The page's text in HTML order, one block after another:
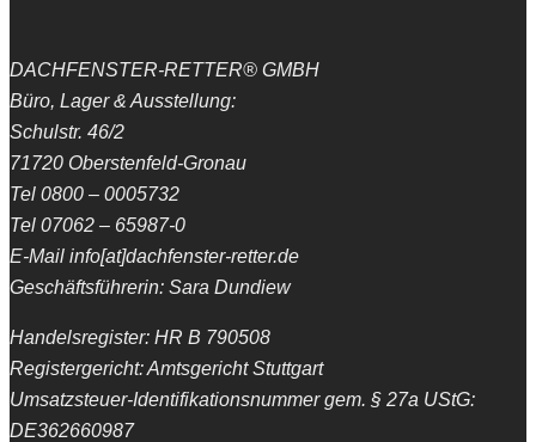
DACHFENSTER-RETTER® GMBH
Büro, Lager & Ausstellung:
Schulstr. 46/2
71720 Oberstenfeld-Gronau
Tel 0800 – 0005732
Tel 07062 – 65987-0
E-Mail info[at]dachfenster-retter.de
Geschäftsführerin: Sara Dundiew
Handelsregister: HR B 790508
Registergericht: Amtsgericht Stuttgart
Umsatzsteuer-Identifikationsnummer gem. § 27a UStG:
DE362660987